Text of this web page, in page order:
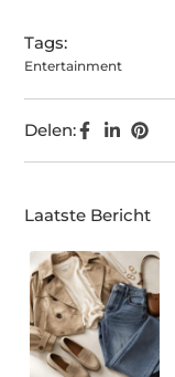
Tags:
Entertainment
Delen:
Laatste Bericht